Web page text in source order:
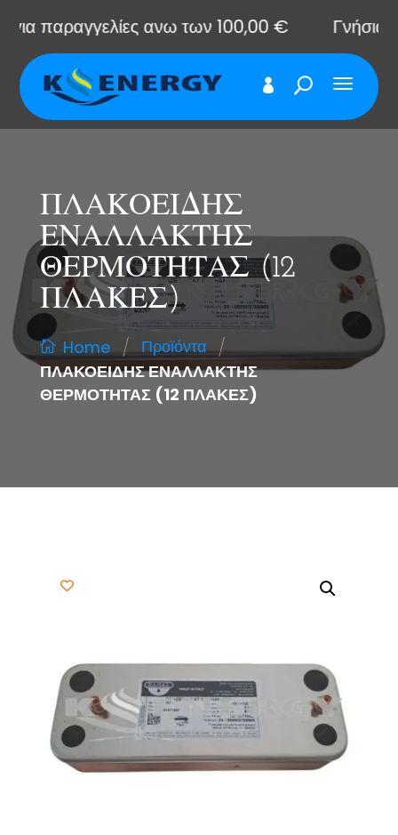
παραγγελίες ανω των 100,00 € Γνήσια
ΠΛΑΚΟΕΙΔΗΣ
ΕΝΑΛΛΑΚΤΗΣ
ΘΕΡΜΟΤΗΤΑΣ (12
ΠΛΑΚΕΣ)
Home / Προϊόντα /
ΠΛΑΚΟΕΙΔΗΣ ΕΝΑΛΛΑΚΤΗΣ
ΘΕΡΜΟΤΗΤΑΣ (12 ΠΛΑΚΕΣ)